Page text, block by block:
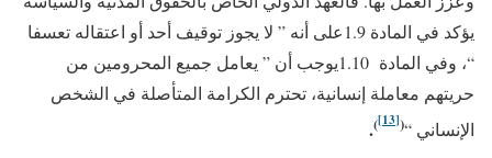
يؤكد في المادة 1.9على أنه ” لا يجوز توقيف أحد أو اعتقاله تعسفا
“، وفي المادة 1.10يوجب أن ” يعامل جميع المحرومين من
حريتهم معاملة إنسانية، تحترم الكرامة المتأصلة في الشخص
الإنساني “(
[13]
)
.